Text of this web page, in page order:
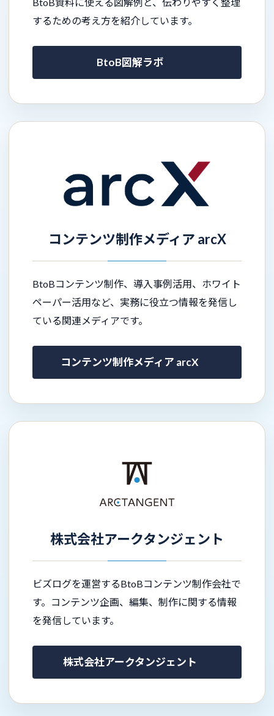
するための考え方を紹介しています。
BtoB図解ラボ
コンテンツ制作メディア arcX
BtoBコンテンツ制作、導入事例活用、ホワイト
ペーパー活用など、実務に役立つ情報を発信し
ている関連メディアです。
コンテンツ制作メディア arcX
株式会社アークタンジェント
ビズログを運営するBtoBコンテンツ制作会社で
す。コンテンツ企画、編集、制作に関する情報
を発信しています。
株式会社アークタンジェント